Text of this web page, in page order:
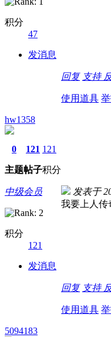
积分
47
发消息
回复 支持
使用道具
hw1358
0
主题
121
帖子
121
积分
中级会员
积分
121
发消息
发表于
我要上人传
回复 支持
使用道具
5094183